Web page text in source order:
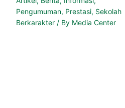
Pengumuman, Prestasi, Sekolah
Berkarakter/ By Media Center